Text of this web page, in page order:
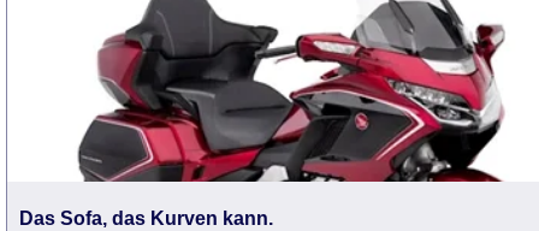
Das Sofa, das Kurven kann.